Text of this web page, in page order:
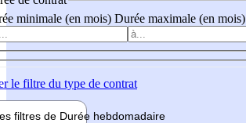
minimale (en mois) Durée maximale (en mois)
le filtre du type de contrat
filtres de Durée hebdomadaire